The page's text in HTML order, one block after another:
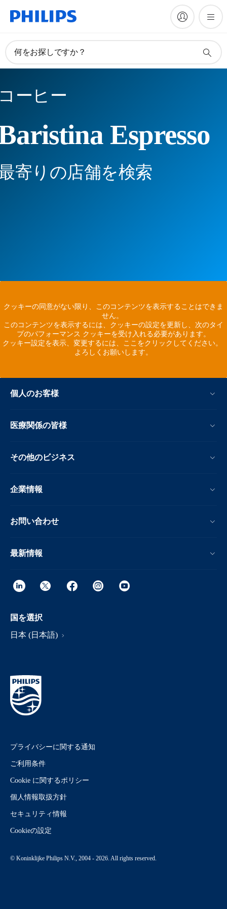
何をお探しですか？
ーヒー
Espresso
寄りの店舗を検索
クッキーの同意がない限り、このコンテンツを表示することはできま
せん。
このコンテンツを表示するには、クッキーの設定を更新し、次のタイ
プのパフォーマンス クッキーを受け入れる必要があります。
クッキー設定を表示、変更するには、ここをクリックしてください。
よろしくお願いします。
個人のお客様
医療関係の皆様
その他のビジネス
企業情報
お問い合わせ
最新情報
国を選択
日本 (日本語)
プライバシーに関する通知
ご利用条件
Cookie に関するポリシー
個人情報取扱方針
セキュリティ情報
Cookieの設定
© Koninklijke Philips N.V., 2004 - 2026. All rights reserved.